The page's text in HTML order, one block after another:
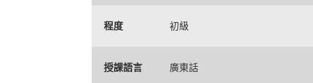
程度 初級
授課語言 廣東話